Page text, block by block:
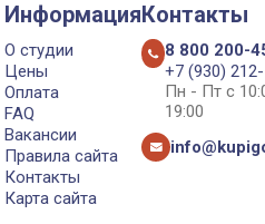
Информация
О студии
Цены
Оплата
FAQ
Вакансии
Правила сайта
Контакты
Карта сайта
Контакты
8 800 200-
+7 (930)
Пн - Пт с
19:00